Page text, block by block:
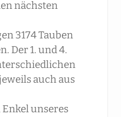
nächsten
3174 Tauben
Der 1. und 4.
auch aus
unseres